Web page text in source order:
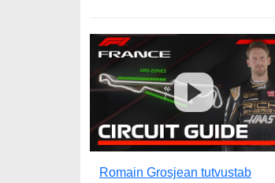
Romain Grosjean tutvustab